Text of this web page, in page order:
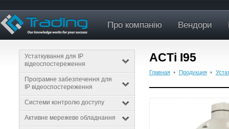
Про компанію Вендори
Устаткування для IP
відеоспостереження
Програмне забезпечення для
IP відеоспостереження
Системи контролю доступу
Активне мережеве обладнання
ACTi I95
Главная Продукция